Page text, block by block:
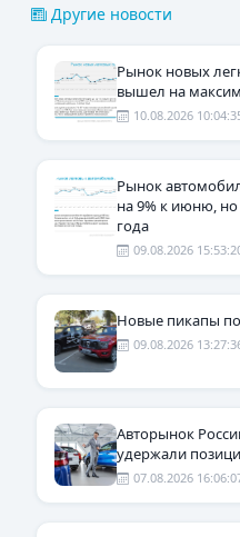
Другие новости
Рынок новых
вышел на
10.08.2026
Рынок
на 9% к июню,
года
09.08.2026
Новые пикапы
09.08.2026
Авторынок
удержали
07.08.2026